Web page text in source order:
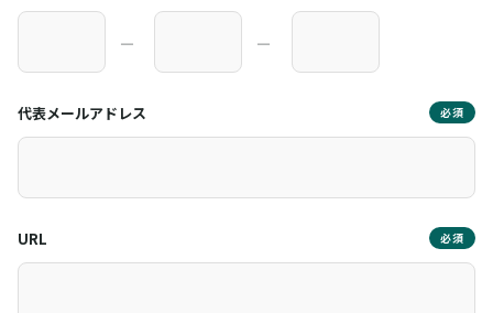
― ―
代表メールアドレス 必須
URL 必須